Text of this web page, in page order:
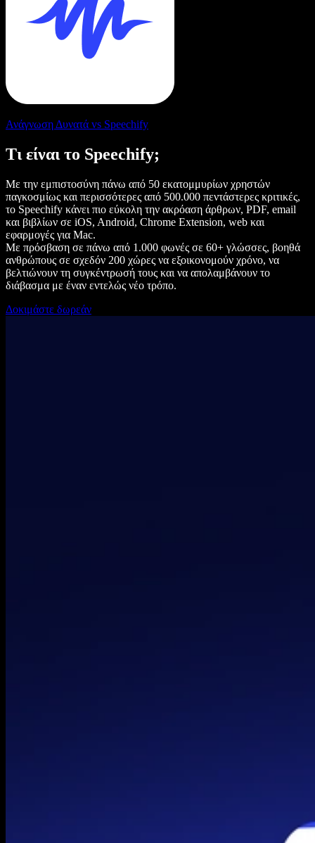
Ανάγνωση Δυνατά vs Speechify
Τι είναι το Speechify;
Με την εμπιστοσύνη πάνω από 50 εκατομμυρίων χρηστών
παγκοσμίως και περισσότερες από 500.000 πεντάστερες κριτικές,
το Speechify κάνει πιο εύκολη την ακρόαση άρθρων, PDF, email
και βιβλίων σε iOS, Android, Chrome Extension, web και
εφαρμογές για Mac.
Με πρόσβαση σε πάνω από 1.000 φωνές σε 60+ γλώσσες, βοηθά
ανθρώπους σε σχεδόν 200 χώρες να εξοικονομούν χρόνο, να
βελτιώνουν τη συγκέντρωσή τους και να απολαμβάνουν το
διάβασμα με έναν εντελώς νέο τρόπο.
Δοκιμάστε δωρεάν